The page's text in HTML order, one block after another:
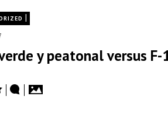
|
y peatonal versus F-